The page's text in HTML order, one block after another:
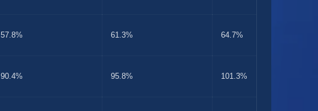
57.8% 61.3% 64.7%
90.4% 95.8% 101.3%